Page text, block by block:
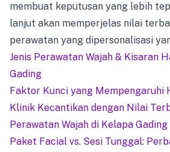
membuat keputusan yang lebih
lanjut akan memperjelas nilai
perawatan yang dipersonalisasi
Jenis Perawatan Wajah & Kisaran
Gading
Faktor Kunci yang Mempengaruhi
Klinik Kecantikan dengan Nilai
Perawatan Wajah di Kelapa Gading
Paket Facial vs. Sesi Tunggal: